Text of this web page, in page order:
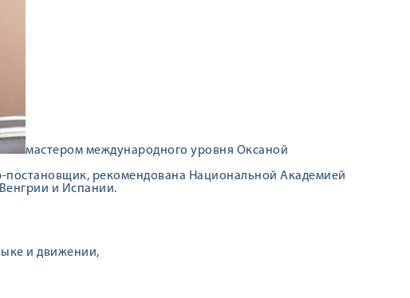
мастером международного уровня Оксаной
постановщик, рекомендована Национальной Академией
и Испании.
и движении,